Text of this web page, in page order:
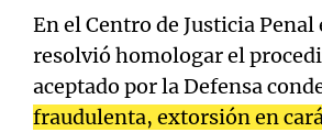
En el Centro de Justicia
resolvió homologar el
aceptado por la Defensa
fraudulenta, extorsión en